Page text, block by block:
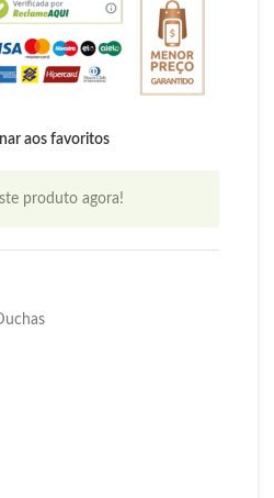
aos favoritos
produto agora!